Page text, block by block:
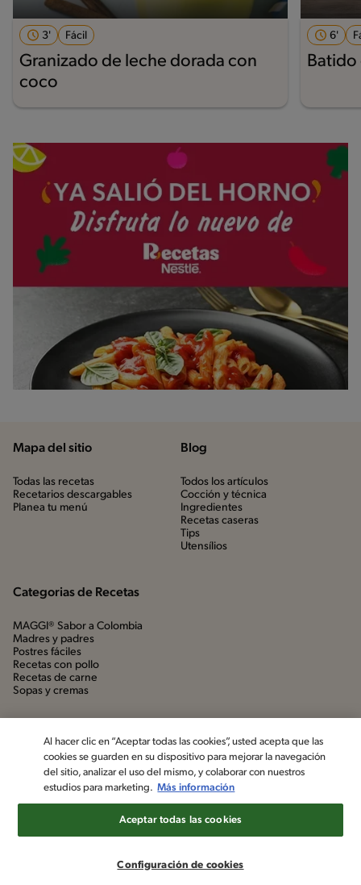
3' Fácil
Granizado de leche dorada con
coco
6'
Batido
Mapa del sitio
Todas las recetas
Recetarios descargables
Planea tu menú
Blog
Todos los artículos
Cocción y técnica
Ingredientes
Recetas caseras
Tips
Utensílios
Categorias de Recetas
MAGGI® Sabor a Colombia
Madres y padres
Postres fáciles
Recetas con pollo
Recetas de carne
Sopas y cremas
©2022, Nestlé. Marcas registradas por Société dels Produits Nestlé,
Al hacer clic en “Aceptar todas las cookies”, usted acepta que las
cookies se guarden en su dispositivo para mejorar la navegación
del sitio, analizar el uso del mismo, y colaborar con nuestros
estudios para marketing. Más información
Configuración de cookies
Aceptar todas las cookies